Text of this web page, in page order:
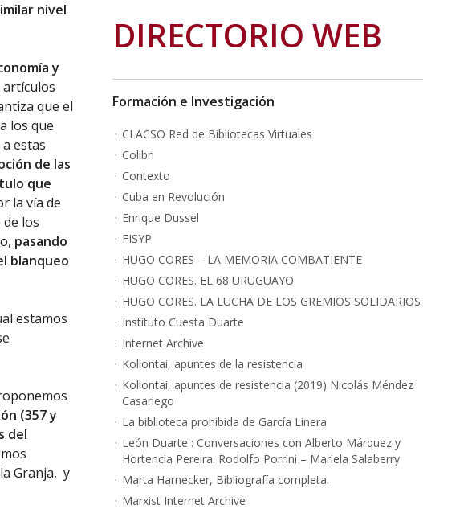
nivel
y
que el
los que
estas
de las
que
la vía de
los
pasando
blanqueo
estamos
(357 y
del
Granja, y
DIRECTORIO WEB
Formación e Investigación
CLACSO Red de Bibliotecas Virtuales
Colibri
Contexto
Cuba en Revolución
Enrique Dussel
FISYP
HUGO CORES – LA MEMORIA COMBATIENTE
HUGO CORES. EL 68 URUGUAYO
HUGO CORES. LA LUCHA DE LOS GREMIOS SOLIDARIOS
Instituto Cuesta Duarte
Internet Archive
Kollontai, apuntes de la resistencia
Kollontai, apuntes de resistencia (2019) Nicolás Méndez
Casariego
La biblioteca prohibida de García Linera
León Duarte : Conversaciones con Alberto Márquez y
Hortencia Pereira. Rodolfo Porrini – Mariela Salaberry
Marta Harnecker, Bibliografía completa.
Marxist Internet Archive